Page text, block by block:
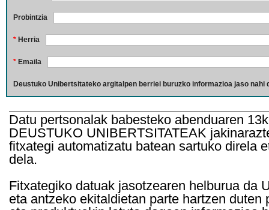
Probintzia
* Herria
* Emaila
Deustuko Unibertsitateko argitalpen berriei buruzko informazioa jaso nahi
Datu pertsonalak babesteko abenduaren
DEUSTUKO UNIBERTSITATEAK
fitxategi automatizatu batean sartuko direla
dela.
Fitxategiko datuak jasotzearen helburua da
eta antzeko ekitaldietan parte hartzen